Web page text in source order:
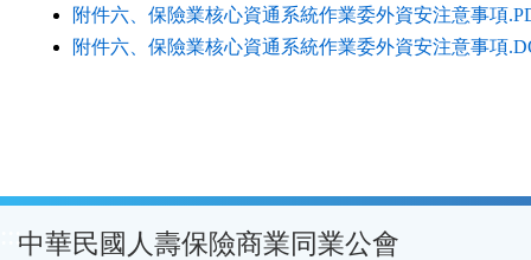
附件六、保險業核心資通系統作業委外資安注意事項
附件六、保險業核心資通系統作業委外資安注意事項
:::中華民國人壽保險商業同業公會